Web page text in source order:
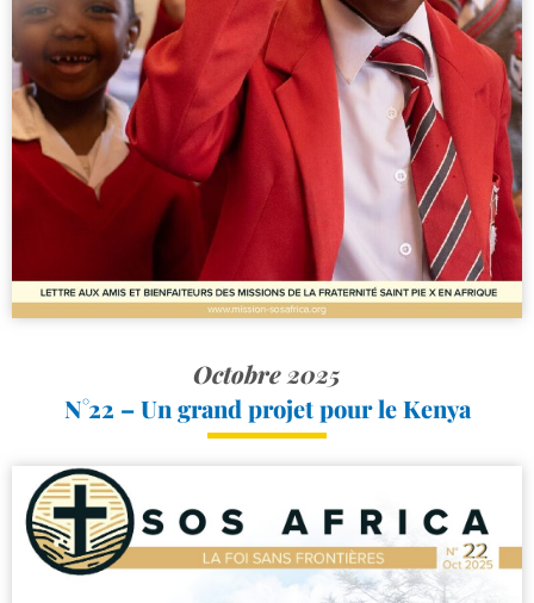
Octobre 2025
N°22 – Un grand projet pour le Kenya